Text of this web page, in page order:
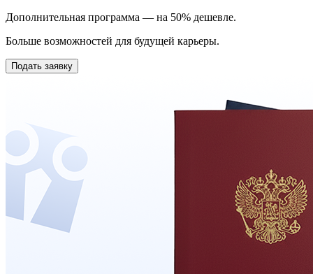
Дополнительная программа — на 50% дешевле.
Больше возможностей для будущей карьеры.
Подать заявку